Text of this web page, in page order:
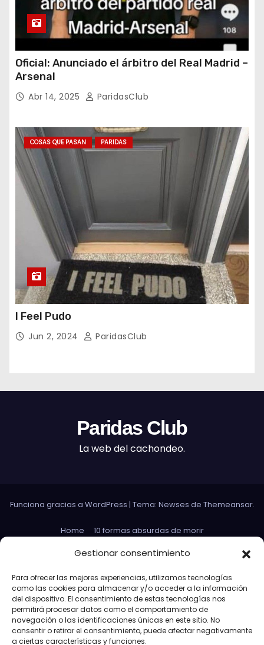
Gestionar consentimiento
Para ofrecer las mejores experiencias, utilizamos tecnologías
como las cookies para almacenar y/o acceder a la información
del dispositivo. El consentimiento de estas tecnologías nos
permitirá procesar datos como el comportamiento de
navegación o las identificaciones únicas en este sitio. No
consentir o retirar el consentimiento, puede afectar negativamente
a ciertas características y funciones.
Oficial: Anunciado el árbitro del Real Madrid –
Arsenal
Abr 14, 2025 ParidasClub
COSAS QUE PASAN PARIDAS
I Feel Pudo
Jun 2, 2024 ParidasClub
Paridas Club
La web del cachondeo.
Funciona gracias a WordPress | Tema: Newses de Themeansar.
Home
10 formas absurdas de morir
Datos curiosos que no sirven para nada
Efectos 3D con Gifs animados
El Rey Abdica
Las 30 Leyes sexuales más absurdas del mundo
Las leyes de Murphy
Lost: Curiosidades
Más información sobre las cookies